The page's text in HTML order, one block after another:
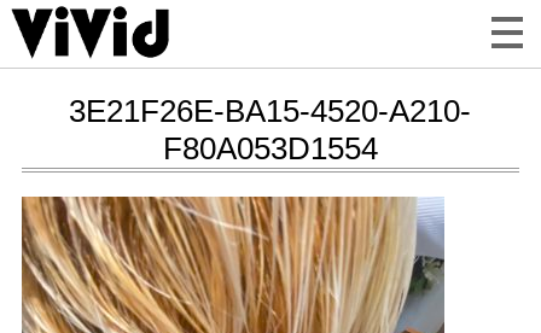
3E21F26E-BA15-4520-A210-
F80A053D1554